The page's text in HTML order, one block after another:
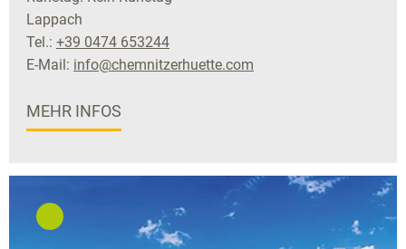
Lappach
Tel.: +39 0474 653244
E-Mail: info@chemnitzerhuette.com
MEHR INFOS